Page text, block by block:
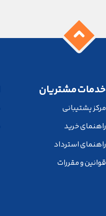
خدمات مشتریان
مرکز پشتیبانی
راهنمای خرید
راهنمای استرداد
قوانین و مقررات